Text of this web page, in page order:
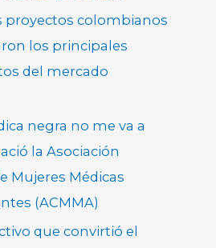
proyectos colombianos
los principales
del mercado
negra no me va a
la Asociación
Mujeres Médicas
(ACMMA)
que convirtió el